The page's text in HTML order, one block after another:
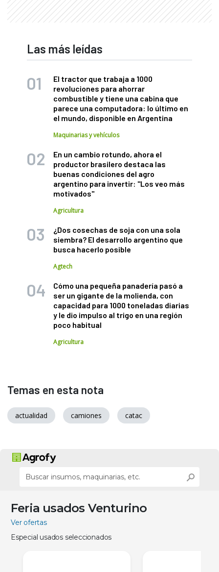
Las más leídas
El tractor que trabaja a 1000
revoluciones para ahorrar
combustible y tiene una cabina que
parece una computadora: lo último en
el mundo, disponible en Argentina
Maquinarias y vehículos
En un cambio rotundo, ahora el
productor brasilero destaca las
buenas condiciones del agro
argentino para invertir: "Los veo más
motivados"
Agricultura
¿Dos cosechas de soja con una sola
siembra? El desarrollo argentino que
busca hacerlo posible
Agtech
Cómo una pequeña panadería pasó a
ser un gigante de la molienda, con
capacidad para 1000 toneladas diarias
y le dio impulso al trigo en una región
poco habitual
Agricultura
Temas en esta nota
actualidad camiones catac
Feria usados Venturino
Ver ofertas
Especial usados seleccionados